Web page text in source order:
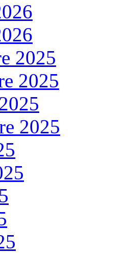
2025
2025
2025